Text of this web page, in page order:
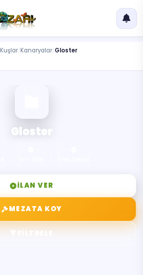
Kuşlar Kanaryalar Gloster
Gloster
İLAN VER
MEZATA KOY
FILTRELE